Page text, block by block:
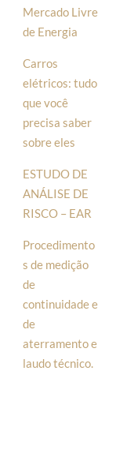
Mercado Livre
de Energia
Carros
elétricos: tudo
que você
precisa saber
sobre eles
ESTUDO DE
ANÁLISE DE
RISCO – EAR
Procedimento
s de medição
de
continuidade e
de
aterramento e
laudo técnico.